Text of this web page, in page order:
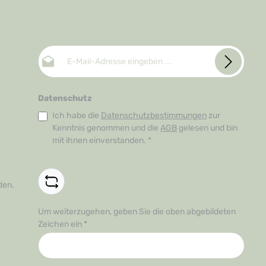
E-Mail-Adresse*
Datenschutz
Ich habe die Datenschutzbestimmungen zur
Kenntnis genommen und die AGB gelesen und bin
mit ihnen einverstanden. *
Um weiterzugehen, geben Sie die oben abgebildeten
Zeichen ein *